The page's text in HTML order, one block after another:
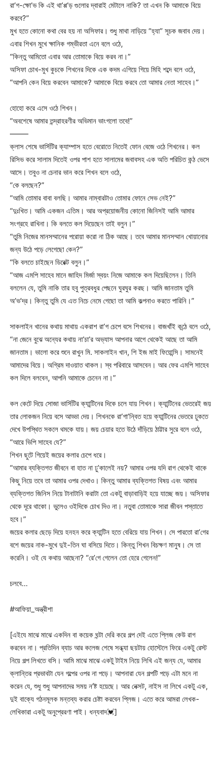
রা’গ-ক্ষো’ভ কি এই থা’প্প’ড় গুলোর দ্বারাই মেটালে নাকি? তা এখন কি আমাকে বিয়ে
করবে?”
মুখ হতে কোনো কথা বের হয় না অসিফার। শুধু মাথা নাড়িয়ে “হ্যা” সূচক জবাব দেয়।
এবার শিখন মুখে ক্ষানিক গম্ভীরতা এনে বলে ওঠে,
“কিন্তু আমিতো এবার আর তোমাকে বিয়ে করব না।”
অসিফা চোখ-মুখ কুচকে শিখনের দিকে এক কদম এগিয়ে গিয়ে মিহি শব্দে বলে ওঠে,
“আপনি কেন বিয়ে করবেন আমাকে? আমাকে বিয়ে করবে তো আমার নেতা সাহেব।”
হোহো করে এসে ওঠে শিখন।
“অবশেষে আমার তন্দ্রাহরণীর অভিমান ভাংগলো তবে!”
——–
ক্লাস শেষে ভার্সিটির ক্যাম্পাস হতে বেরোতে নিতেই ফোন বেজে ওঠে শিখনের। কল
রিসিভ করে সালাম দিতেই ওপর পাশ হতে সালামের জবাবসহ এক অতি পরিচিত কন্ঠ ভেসে
আসে। তবুও না চেনার ভান করে শিখন বলে ওঠে,
“কে বলছেন?”
“আমি তোমার বাবা বলছি। আমার নাম্বারটাও তোমার ফোনে সেভ নেই?”
“দুঃখিত। আমি একজন এতিম। আর অপ্রয়োজনীয় কোনো জিনিসই আমি আমার
সংগ্রহে রাখিনা। কি বলতে কল দিয়েছেন তাই বলুন।”
“তুমি নিজের মানসম্মানের পরোয়া করো না ঠিক আছে। তবে আমার মানসম্মান খোয়ানোর
জন্য উঠে পড়ে লেগেছো কেন?”
“কি বলতে চাইছেন ডিরেক্ট বলুন।”
“আজ এমপি সাহেব মানে জাহিদ মির্জা স্বয়ং নিজে আমাকে কল দিয়েছিলেন। তিনি
বললেন যে, তুমি নাকি তার হবু পুত্রবধুর পেছনে ঘুরঘুর করছ। আমি জানতাম তুমি
অ’ভ’দ্র। কিন্তু তুমি যে এত নিচে নেমে গেছো তা আমি কল্পনাও করতে পারিনি।”
সাকলাইন খানের কথায় মাথায় একরাশ রা’গ চেপে বসে শিখনের। বাজখাঁই কন্ঠে বলে ওঠে,
“না জেনে বুঝে অন্যের কথায় না’চা’র অভ্যাস আপনার আগে থেকেই আছে তা আমি
জানতাম। ভালো করে শুনে রাখুন মি. সাকলাইন খান, শি ইজ মাই ফিয়োন্সি। সামনেই
আমাদের বিয়ে। অগ্রিম দাওয়াত থাকল। স্ব পরিবারে আসবেন। আর ফের এমপি সাহেব
কল দিলে বলবেন, আপনি আমাকে চেনেন না।”
কল কেটে দিয়ে সোজা ভার্সিটির ক্যান্টিনের দিকে চলে যায় শিখন। ক্যান্টিনের ভেতরেই জয়
তার লোকজন নিয়ে বসে আড্ডা দেয়। শিখনকে রা’গা’ন্বিত হয়ে ক্যান্টিনের ভেতরে ঢুকতে
দেখে উপস্থিত সকলে থমকে যায়। জয় চেয়ার হতে উঠে দাঁড়িয়ে ঠাট্টার সুরে বলে ওঠে,
“আরে ভিপি সাহেব যে?”
শিখন ছুটে গিয়েই জয়ের কলার চেপে ধরে।
“আমার ব্যক্তিগত জীবনে বা হাত না ঢু’কালেই নয়? আমার ওপর যদি রাগ থেকেই থাকে
কিছু নিয়ে তবে তা আমার ওপর দেখাও। কিন্তু আমার ব্যক্তিগত বিষয় এবং আমার
ব্যক্তিগত জিনিস নিয়ে টানাটানি করাটা তো একটু বাড়াবাড়িই হয়ে যাচ্ছে জয়। অসিফার
থেকে দূরে থাকো। ভুলেও ওইদিকে চোখ দিও না। নতুবা তোমাকে সারা জীবন পস্তাতে
হবে।”
জয়ের কলার ছেড়ে দিয়ে হনহন করে ক্যান্টিন হতে বেরিয়ে যায় শিখন। সে পারতো রা’গের
বশে জয়ের নাক-মুখে দুই-তিন ঘা বসিয়ে দিতে। কিন্তু শিখন বিচক্ষণ মানুষ। সে তা
করেনি। ওই যে কথায় আছেনা? “রে’গে গেলেন তো হেরে গেলেন!”
চলবে…
#আফিয়া_অন্ত্রীশা
[এইযে মাঝে মাঝে একদিন বা কয়েক ঘন্টা দেরি করে গল্প দেই এতে প্লিজ কেউ রাগ
করবেন না। প্রতিদিন ব্যাচ আর কলেজ শেষে সন্ধ্যা ছয়টায় হোস্টেলে ফিরে একটু রেস্ট
নিয়ে গল্প লিখতে বসি। আমি মাঝে মাঝে একটু টাইম নিয়ে লিখি এই জন্য যে, আমার
ক্লান্তির প্রভাবটা যেন গল্পের ওপর না পড়ে। আপনারা যেন গল্পটি পড়ে এটা মনে না
করেন যে, শুধু শুধু আপনাদের সময় ন’ষ্ট হয়েছে। আর নেক্সট, নাইস না লিখে একটু এক,
দুই বাক্যে গঠনমূলক মন্তব্য করার চেষ্টা করবেন প্লিজ। এতে করে আমরা লেখক-
লেখিকারা একটু অনুপ্রেরণা পাই। ধন্যবাদ💓]